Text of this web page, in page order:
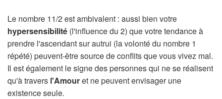
Le nombre 11/2 est ambivalent : aussi bien votre
hypersensibilité (l'influence du 2) que votre tendance à
prendre l'ascendant sur autrui (la volonté du nombre 1
répété) peuvent-être source de conflits que vous vivez mal.
Il est également le signe des personnes qui ne se réalisent
qu'à travers l'Amouret ne peuvent envisager une
existence seule.